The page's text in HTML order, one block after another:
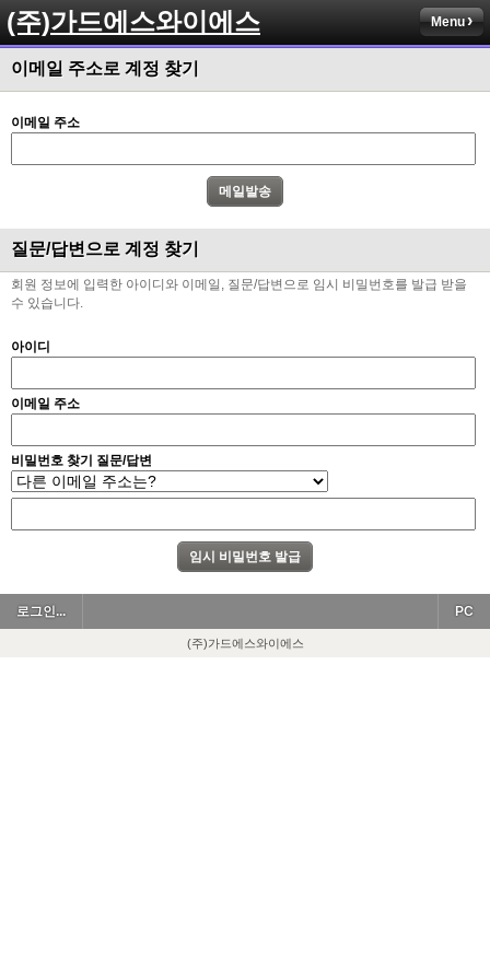
(주)가드에스와이에스 Menu
이메일 주소로 계정 찾기
이메일 주소
질문/답변으로 계정 찾기
회원 정보에 입력한 아이디와 이메일, 질문/답변으로 임시 비밀번호를 발급 받을
수 있습니다.
아이디
이메일 주소
비밀번호 찾기 질문/답변
로그인... PC
(주)가드에스와이에스